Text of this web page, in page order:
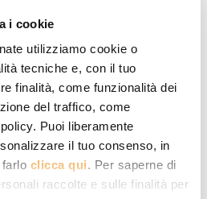
i cookie
utilizziamo cookie o
tecniche e, con il tuo
finalità, come funzionalità dei
del traffico, come
Puoi liberamente
il tuo consenso, in
clicca qui. Per saperne di
raccolte e sulle finalità per
verso la svolta
militari, economiche e sociali
la democrazia nella